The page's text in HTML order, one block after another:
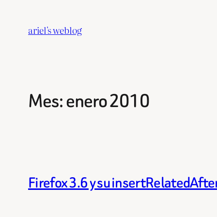
contenido
ariel's weblog
Mes:enero 2010
Firefox 3.6 y su